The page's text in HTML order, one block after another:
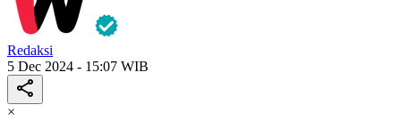
Redaksi
5 Dec 2024 - 15:07 WIB
×